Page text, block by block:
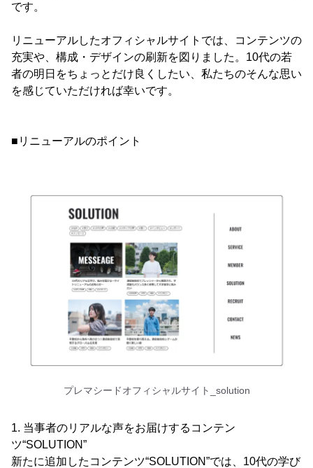
です。
リニューアルしたオフィシャルサイトでは、コンテンツの
充実や、構成・デザインの刷新を図りました。10代の若
者の明日をちょっとだけ良くしたい、私たちのそんな思い
を感じていただければ幸いです。
■リニューアルのポイント
プレマシードオフィシャルサイト_solution
1. 当事者のリアルな声をお届けするコンテン
ツ“SOLUTION”
新たに追加したコンテンツ“SOLUTION”では、10代の学び